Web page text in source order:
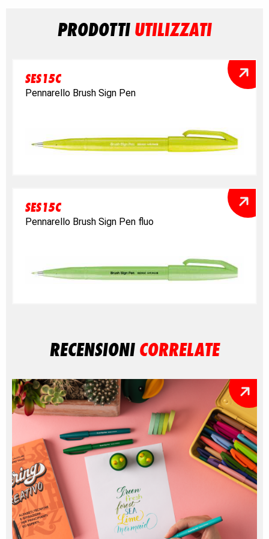
PRODOTTIUTILIZZATI
SES15C
Pennarello Brush Sign Pen
SES15C
Pennarello Brush Sign Pen fluo
RECENSIONICORRELATE